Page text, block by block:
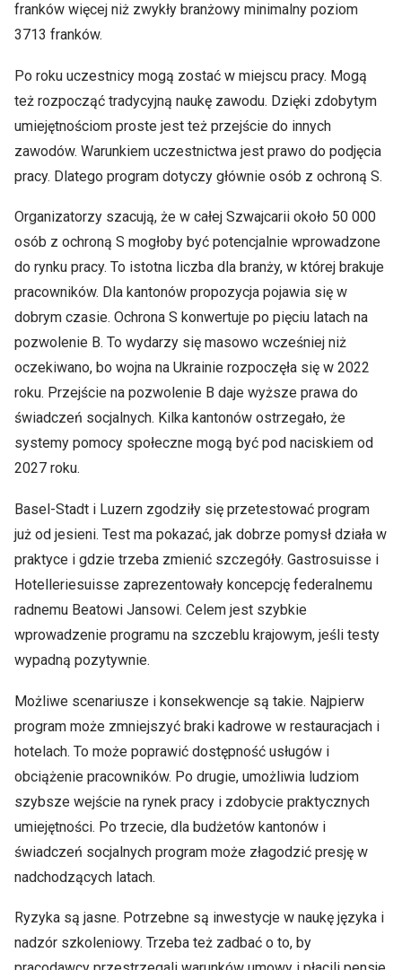
franków więcej niż zwykły branżowy minimalny poziom
3713 franków.
Po roku uczestnicy mogą zostać w miejscu pracy. Mogą
też rozpocząć tradycyjną naukę zawodu. Dzięki zdobytym
umiejętnościom proste jest też przejście do innych
zawodów. Warunkiem uczestnictwa jest prawo do podjęcia
pracy. Dlatego program dotyczy głównie osób z ochroną S.
Organizatorzy szacują, że w całej Szwajcarii około 50 000
osób z ochroną S mogłoby być potencjalnie wprowadzone
do rynku pracy. To istotna liczba dla branży, w której brakuje
pracowników. Dla kantonów propozycja pojawia się w
dobrym czasie. Ochrona S konwertuje po pięciu latach na
pozwolenie B. To wydarzy się masowo wcześniej niż
oczekiwano, bo wojna na Ukrainie rozpoczęła się w 2022
roku. Przejście na pozwolenie B daje wyższe prawa do
świadczeń socjalnych. Kilka kantonów ostrzegało, że
systemy pomocy społeczne mogą być pod naciskiem od
2027 roku.
Basel-Stadt i Luzern zgodziły się przetestować program
już od jesieni. Test ma pokazać, jak dobrze pomysł działa w
praktyce i gdzie trzeba zmienić szczegóły. Gastrosuisse i
Hotelleriesuisse zaprezentowały koncepcję federalnemu
radnemu Beatowi Jansowi. Celem jest szybkie
wprowadzenie programu na szczeblu krajowym, jeśli testy
wypadną pozytywnie.
Możliwe scenariusze i konsekwencje są takie. Najpierw
program może zmniejszyć braki kadrowe w restauracjach i
hotelach. To może poprawić dostępność usługów i
obciążenie pracowników. Po drugie, umożliwia ludziom
szybsze wejście na rynek pracy i zdobycie praktycznych
umiejętności. Po trzecie, dla budżetów kantonów i
świadczeń socjalnych program może złagodzić presję w
nadchodzących latach.
Ryzyka są jasne. Potrzebne są inwestycje w naukę języka i
nadzór szkoleniowy. Trzeba też zadbać o to, by